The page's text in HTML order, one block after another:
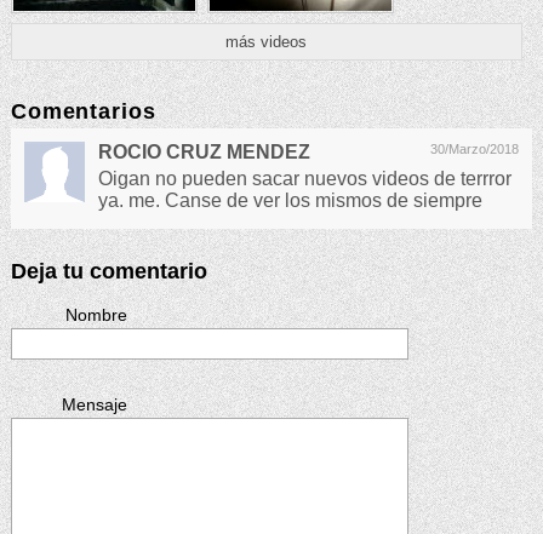
más videos
Comentarios
30/Marzo/2018
ROCIO CRUZ MENDEZ
Oigan no pueden sacar nuevos videos de terrror
ya. me. Canse de ver los mismos de siempre
Deja tu comentario
Nombre
Mensaje